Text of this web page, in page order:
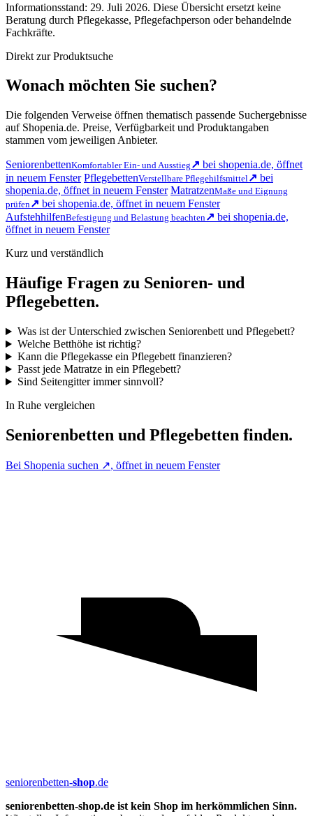
Informationsstand: 29. Juli 2026. Diese Übersicht ersetzt keine
Beratung durch Pflegekasse, Pflegefachperson oder behandelnde
Fachkräfte.
Direkt zur Produktsuche
Wonach möchten Sie suchen?
Die folgenden Verweise öffnen thematisch passende Suchergebnisse
auf Shopenia.de. Preise, Verfügbarkeit und Produktangaben
stammen vom jeweiligen Anbieter.
SeniorenbettenKomfortabler Ein- und Ausstieg ↗ bei shopenia.de, öffnet
in neuem Fenster PflegebettenVerstellbare Pflegehilfsmittel↗ bei
shopenia.de, öffnet in neuem Fenster MatratzenMaße und Eignung
prüfen↗ bei shopenia.de, öffnet in neuem Fenster
AufstehhilfenBefestigung und Belastung beachten↗ bei shopenia.de,
öffnet in neuem Fenster
Kurz und verständlich
Häufige Fragen zu Senioren- und
Pflegebetten.
Was ist der Unterschied zwischen Seniorenbett und Pflegebett?
Welche Betthöhe ist richtig?
Kann die Pflegekasse ein Pflegebett finanzieren?
Passt jede Matratze in ein Pflegebett?
Sind Seitengitter immer sinnvoll?
In Ruhe vergleichen
Seniorenbetten und Pflegebetten finden.
Bei Shopenia suchen ↗, öffnet in neuem Fenster
seniorenbetten-shop.de
seniorenbetten-shop.de ist kein Shop im herkömmlichen Sinn.